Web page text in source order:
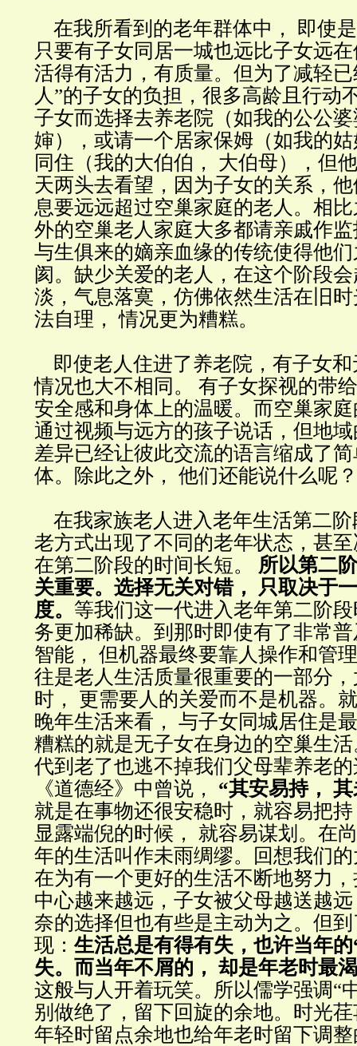
在我所看到的老年群体中， 即使
只要有子女同居一城也远比子女远
活得有活力，有质量。但为了减轻
人”的子女的负担，很多高龄且行动
子女而选择去养老院（如我的公公
婶），或请一个居家保姆（如我的
同住（我的大伯伯， 大伯母），但
天两头去看望，因为子女的关系，
息要远远超过空巢家庭的老人。相
外的空巢老人家庭大多都请亲戚作
与生俱来的嫡亲血缘的传统使得他
阂。缺少关爱的老人，在这个阶段
淡，气息落寞，仿佛依然生活在旧
法自理， 情况更为糟糕。
即使老人住进了养老院，有子女和
情况也大不相同。 有子女探视的带
安全感和身体上的温暖。而空巢家
通过视频与远方的孩子说话，但地
差异已经让彼此交流的语言缩成了
体。除此之外， 他们还能说什么呢？
在我家族老人进入老年生活第二阶
老方式出现了不同的老年状态，甚
在第二阶段的时间长短。
所以第二
关重要。选择无关对错， 只取决于
度。 等我们这一代进入老年第二阶
务更加稀缺。到那时即使有了非常
智能， 但机器最终要靠人操作和管
往是老人生活质量很重要的一部分
时， 更需要人的关爱而不是机器。
晚年生活来看， 与子女同城居住是
糟糕的就是无子女在身边的空巢生
代到老了也逃不掉我们父母辈养老
《道德经》中曾说， “其安易持，
就是在事物还很安稳时，就容易把
显露端倪的时候， 就容易谋划。在
年的生活叫作未雨绸缪。回想我们
在为有一个更好的生活不断地努力
中心越来越远，子女被父母越送越
奈的选择但也有些是主动为之。但
现： 生活总是有得有失，也许当年
失。而当年不屑的， 却是年老时最
这般与人开着玩笑。所以儒学强调“
别做绝了，留下回旋的余地。时光
年轻时留点余地也给年老时留下调